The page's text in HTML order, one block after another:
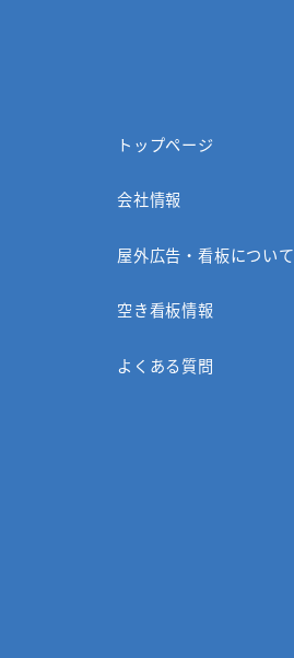
トップページ
会社情報
屋外広告・看板について
空き看板情報
よくある質問